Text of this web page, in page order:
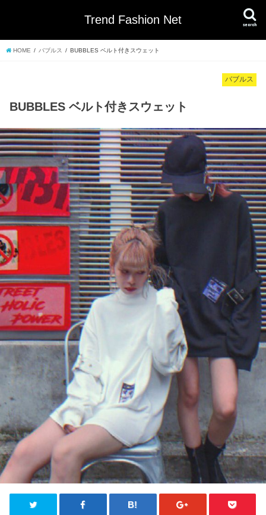
Trend Fashion Net search
HOME バブルス BUBBLES ベルト付きスウェット
バブルス
BUBBLES ベルト付きスウェット